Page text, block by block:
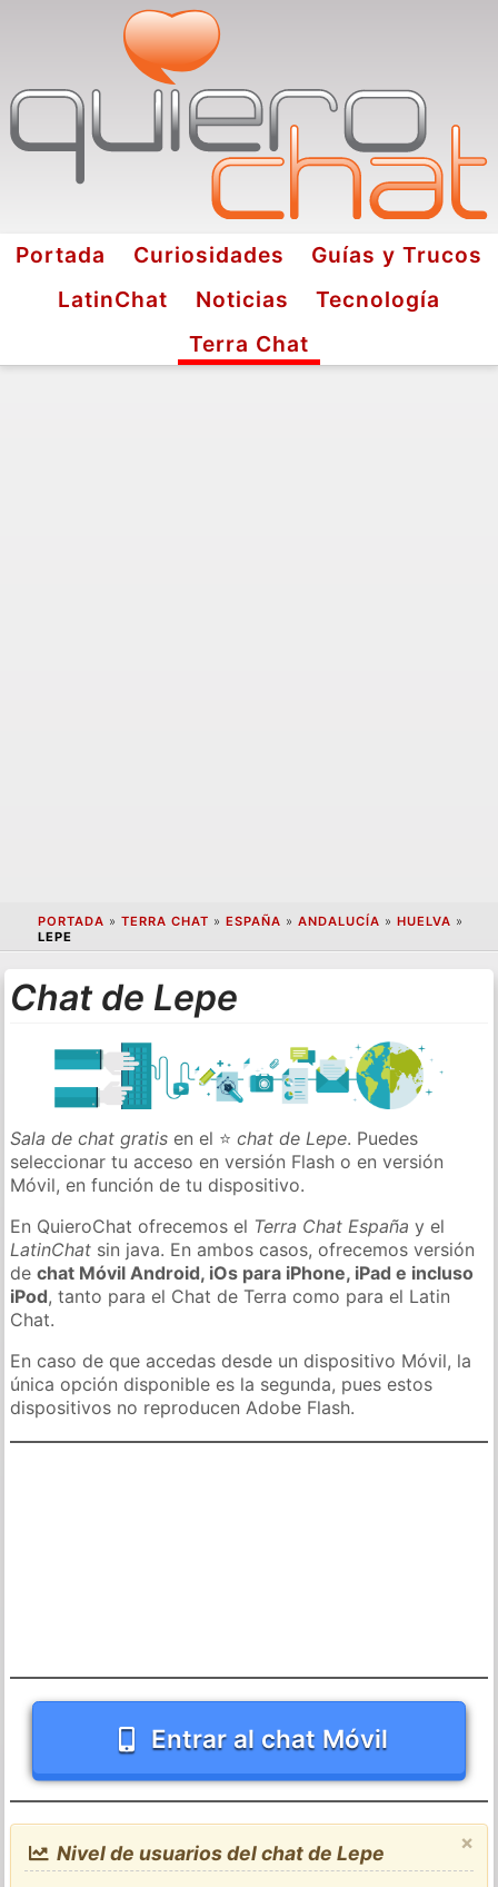
Portada Curiosidades
Guías y Trucos
LatinChat
Noticias
Tecnología
Terra Chat
PORTADA » TERRA CHAT » ESPAÑA » ANDALUCÍA » HUELVA »
LEPE
Chat de Lepe
Sala de chat gratis en el ⭐chat de Lepe. Puedes
seleccionar tu acceso en versión Flash o en versión
Móvil, en función de tu dispositivo.
En QuieroChat ofrecemos el Terra Chat España y el
LatinChat sin java. En ambos casos, ofrecemos versión
dechat Móvil Android, iOs para iPhone, iPad e incluso
iPod, tanto para el Chat de Terra como para el Latin
Chat.
En caso de que accedas desde un dispositivo Móvil, la
única opción disponible es la segunda, pues estos
dispositivos no reproducen Adobe Flash.
Entrar al chat Móvil
×
Nivel de usuarios del chat de Lepe